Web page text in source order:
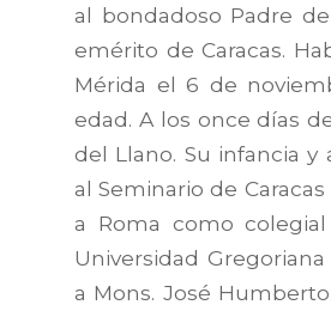
al bondadoso Padre
emérito de Caracas.
Mérida el 6 de
edad. A los once días
del Llano. Su infancia
al Seminario de
a Roma como
Universidad
a Mons. José